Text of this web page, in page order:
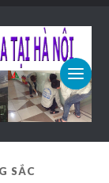
SẮC